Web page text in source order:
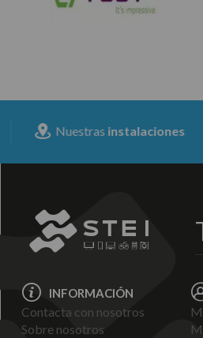
Nuestrasinstalaciones
INFORMACIÓN
Contacta con nosotros
Sobre nosotros